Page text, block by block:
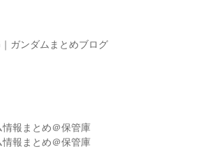
ガンダムまとめブログ
情報まとめ＠保管庫
情報まとめ＠保管庫